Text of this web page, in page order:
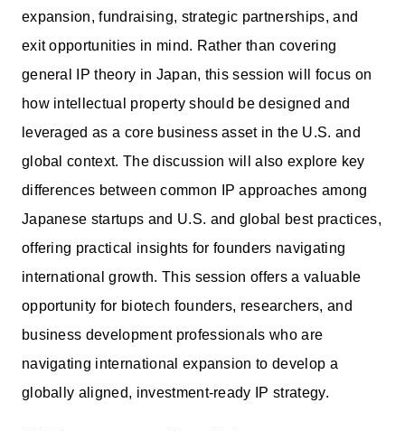
expansion, fundraising, strategic partnerships, and
exit opportunities in mind. Rather than covering
general IP theory in Japan, this session will focus on
how intellectual property should be designed and
leveraged as a core business asset in the U.S. and
global context. The discussion will also explore key
differences between common IP approaches among
Japanese startups and U.S. and global best practices,
offering practical insights for founders navigating
international growth. This session offers a valuable
opportunity for biotech founders, researchers, and
business development professionals who are
navigating international expansion to develop a
globally aligned, investment-ready IP strategy.